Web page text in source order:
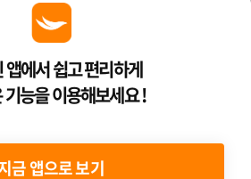
앱에서 쉽고 편리하게
기능을 이용해보세요 !
금 앱으로 보기